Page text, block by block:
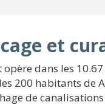
et
dans les
200 habitants de
de